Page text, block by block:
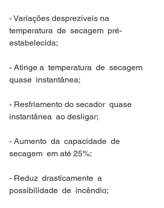
- Variações desprezíveis na
temperatura  de  secagem  pré-
estabelecida;
- Atinge a  temperatura  de  secagem
quase  instantânea;
- Resfriamento do secador  quase
instantânea  ao desligar;
- Aumento  da  capacidade  de
secagem  em até 25%;
- Reduz  drasticamente  a
possibilidade  de  incêndio;